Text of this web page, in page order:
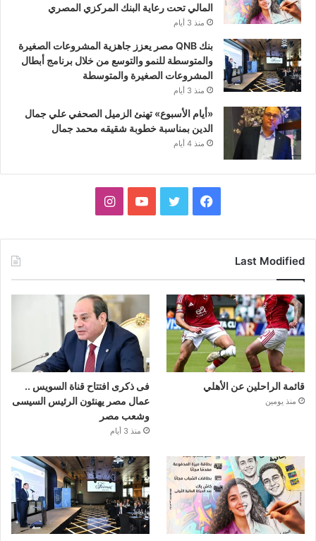
المالي تحت رعاية البنك المركزي المصري
منذ 3 أيام
بنك QNB مصر يعزز جاهزية المشروعات الصغيرة
والمتوسطة للنمو والتوسع من خلال برنامج أبطال
المشروعات الصغيرة والمتوسطة
منذ 3 أيام
«أيام الأسبوع» تهنئ الزميل الصحفي علي جمال
الدين بمناسبة خطوبة شقيقه محمد جمال
منذ 4 أيام
فيسبوك تويتر يوتيوبانستقرام
Last Modified
قائمة الراحلين عن الأهلي
منذ يومين
فى ذكرى افتتاح قناة السويس ..
عمال مصر يهنئون الرئيس السيسى
وشعب مصر
منذ 3 أيام